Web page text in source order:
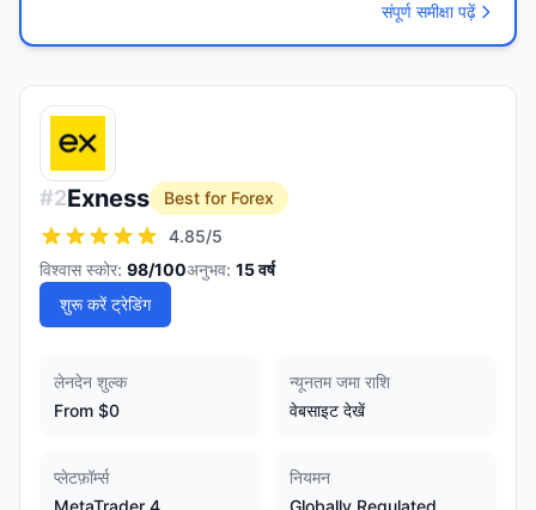
संपूर्ण समीक्षा पढ़ें
#2Exness
Best for Forex
4.85/5
विश्वास स्कोर: 98/100अनुभव: 15वर्ष
शुरू करें ट्रेडिंग
लेनदेन शुल्क
From $0
न्यूनतम जमा राशि
वेबसाइट देखें
प्लेटफ़ॉर्म्स
MetaTrader 4,
नियमन
Globally Regulated